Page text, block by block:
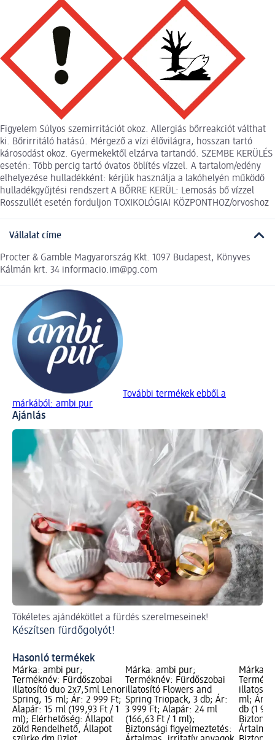
Figyelem Súlyos szemirritációt okoz. Allergiás bőrreakciót válthat
ki. Bőrirritáló hatású. Mérgező a vízi élővilágra, hosszan tartó
károsodást okoz. Gyermekektől elzárva tartandó. SZEMBE KERÜLÉS
esetén: Több percig tartó óvatos öblítés vízzel. A tartalom/edény
elhelyezése hulladékként: kérjük használja a lakóhelyén működő
hulladékgyűjtési rendszert A BŐRRE KERÜL: Lemosás bő vízzel
Rosszullét esetén forduljon TOXIKOLÓGIAI KÖZPONTHOZ/orvoshoz
Vállalat címe
Procter & Gamble Magyarország Kkt. 1097 Budapest, Könyves
Kálmán krt. 34 informacio.im@pg.com
További termékek ebből a
márkából: ambi pur
Ajánlás
Tökéletes ajándékötlet a fürdés szerelmeseinek!
Készítsen fürdőgolyót!
Hasonló termékek
Márka: ambi pur;
Terméknév: Fürdőszobai
illatosító duo 2x7,5ml Lenor
Spring, 15 ml; Ár: 2 999 Ft;
Alapár: 15 ml (199,93 Ft / 1
ml); Elérhetőség: Állapot
zöld Rendelhető, Állapot
Márka: ambi pur;
Terméknév: Fürdőszobai
illatosító Flowers and
Spring Triopack, 3 db; Ár:
3 999 Ft; Alapár: 24 ml
(166,63 Ft / 1 ml);
Biztonsági figyelmeztetés:
Márka:
illatosító
ml; Ár:
db (1